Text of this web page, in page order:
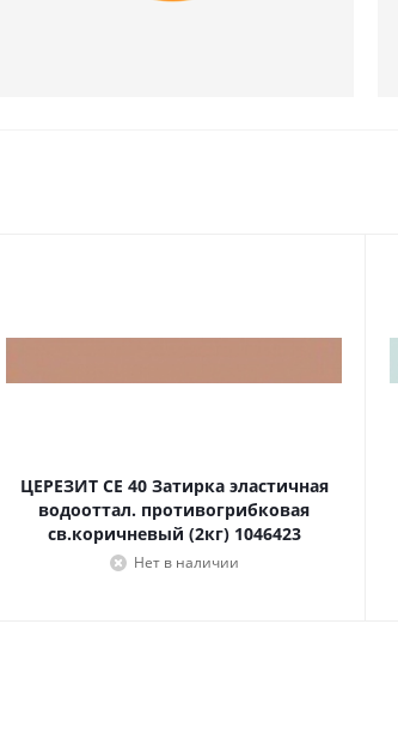
ЦЕРЕЗИТ CE 40 Затирка эластичная
водооттал. противогрибковая
св.коричневый (2кг) 1046423
Нет в наличии